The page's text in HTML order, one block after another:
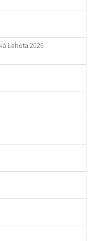
Lehota 2026